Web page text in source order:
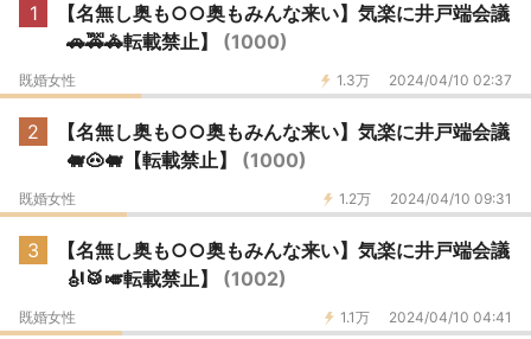
1
【名無し奥も○○奥もみんな来い】気楽に井戸端会議
🚗🚕🚓転載禁止】 (1000)
1.3万 2024/04/10 02:37
既婚女性
2
【名無し奥も○○奥もみんな来い】気楽に井戸端会議
🐖🐽🐖【転載禁止】 (1000)
1.2万 2024/04/10 09:31
既婚女性
3
【名無し奥も○○奥もみんな来い】気楽に井戸端会議
🎻🥁🎺転載禁止】 (1002)
1.1万 2024/04/10 04:41
既婚女性